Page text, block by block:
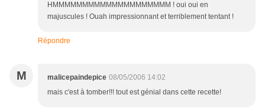
HMMMMMMMMMMMMMMMMMMMM ! oui oui en
majuscules ! Ouah impressionnant et terriblement tentant !
Répondre
M malicepaindepice 08/05/2006 14:02
mais c'est à tomber!!! tout est génial dans cette recette!